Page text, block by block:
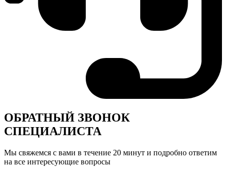
ОБРАТНЫЙ ЗВОНОК
СПЕЦИАЛИСТА
Мы свяжемся с вами в течение 20 минут и подробно ответим
на все интересующие вопросы